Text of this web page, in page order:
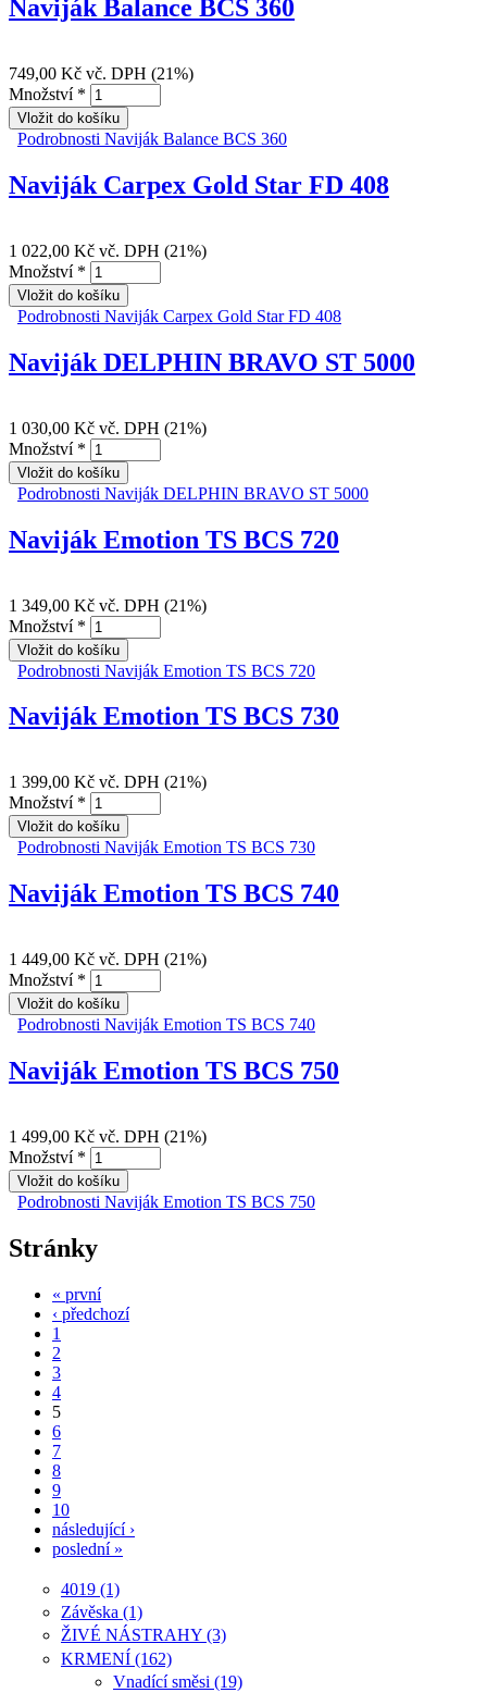
Naviják Balance BCS 360
749,00 Kč vč. DPH (21%)
Množství *
Podrobnosti Naviják Balance BCS 360
Naviják Carpex Gold Star FD 408
1 022,00 Kč vč. DPH (21%)
Množství *
Podrobnosti Naviják Carpex Gold Star FD 408
Naviják DELPHIN BRAVO ST 5000
1 030,00 Kč vč. DPH (21%)
Množství *
Podrobnosti Naviják DELPHIN BRAVO ST 5000
Naviják Emotion TS BCS 720
1 349,00 Kč vč. DPH (21%)
Množství *
Podrobnosti Naviják Emotion TS BCS 720
Naviják Emotion TS BCS 730
1 399,00 Kč vč. DPH (21%)
Množství *
Podrobnosti Naviják Emotion TS BCS 730
Naviják Emotion TS BCS 740
1 449,00 Kč vč. DPH (21%)
Množství *
Podrobnosti Naviják Emotion TS BCS 740
Naviják Emotion TS BCS 750
1 499,00 Kč vč. DPH (21%)
Množství *
Podrobnosti Naviják Emotion TS BCS 750
Stránky
« první
‹ předchozí
1
2
3
4
5
6
7
8
9
10
následující ›
poslední »
4019 (1)
Závěska (1)
ŽIVÉ NÁSTRAHY (3)
KRMENÍ (162)
Vnadící směsi (19)